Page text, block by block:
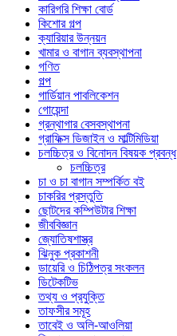
কারিগরি শিক্ষা বোর্ড
কিশোর গল্প
ক্যারিয়ার উন্নয়ন
খামার ও বাগান ব্যবস্থাপনা
গণিত
গল্প
গার্ডিয়ান পাবলিকেশন
গোয়েন্দা
গ্রন্থাগার বেসবস্থাপনা
গ্রাফিক্স ডিজাইন ও মাল্টিমিডিয়া
চলচ্চিত্র ও বিনোদন বিষয়ক প্রবন্ধ
চলচ্চিত্র
চা ও চা বাগান সম্পর্কিত বই
চাকরির প্রস্তুতি
ছোটদের কম্পিউটার শিক্ষা
জীববিজ্ঞান
জ্যোতিষশাস্ত্র
ঝিনুক প্রকাশনী
ডায়েরি ও চিঠিপত্র সংকলন
ডিটেকটিভ
তথ্য ও প্রযুক্তি
তাফসীর সমূহ
তাবেই ও অলি-আওলিয়া